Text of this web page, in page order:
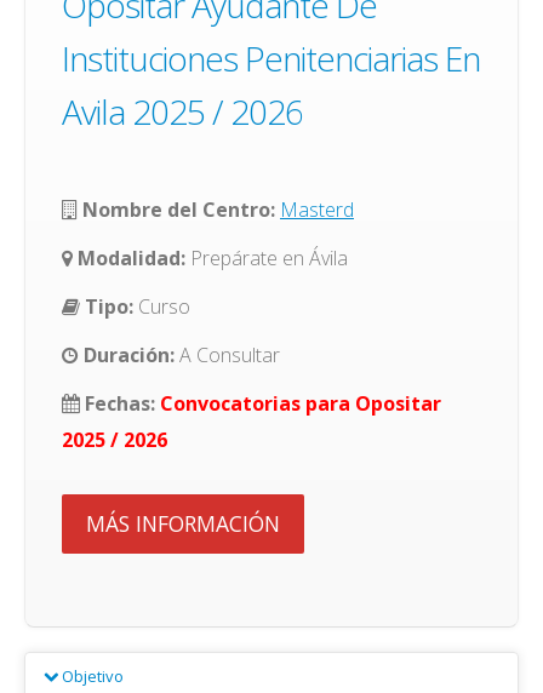
Instituciones Penitenciarias En
Avila 2025 / 2026
Nombre del Centro: Masterd
Modalidad: Prepárate en Ávila
Tipo: Curso
Duración:A Consultar
Fechas: Convocatorias para Opositar
2025 / 2026
MÁS INFORMACIÓN
Objetivo